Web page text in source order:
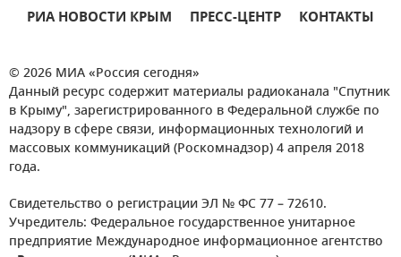
РИА НОВОСТИ КРЫМ ПРЕСС-ЦЕНТР КОНТАКТЫ
© 2026 МИА «Россия сегодня»
Данный ресурс содержит материалы радиоканала "Спутник
в Крыму", зарегистрированного в Федеральной службе по
надзору в сфере связи, информационных технологий и
массовых коммуникаций (Роскомнадзор) 4 апреля 2018
года.
Свидетельство о регистрации ЭЛ № ФС 77 – 72610.
Учредитель: Федеральное государственное унитарное
предприятие Международное информационное агентство